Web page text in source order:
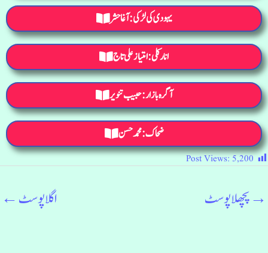
یہودی کی لڑکی: آغاحشر
انارکلی: امتیازعلی تاج
آگرہ بازار: حبیب تنویر
ضحاک: محمد حسن
Post Views: 5,200
→پچھلا پوسٹ اگلا پوسٹ←